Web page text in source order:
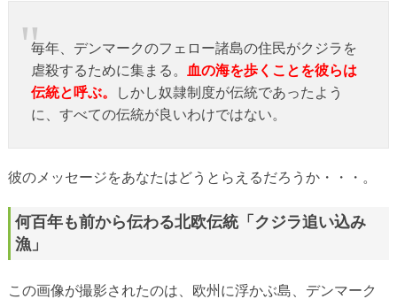
毎年、デンマークのフェロー諸島の住民がクジラを
虐殺するために集まる。
血の海を歩くことを彼らは
伝統と呼ぶ。
しかし奴隷制度が伝統であったよう
に、すべての伝統が良いわけではない。
彼のメッセージをあなたはどうとらえるだろうか・・・。
何百年も前から伝わる北欧伝統「クジラ追い込み
漁」
この画像が撮影されたのは、欧州に浮かぶ島、デンマーク